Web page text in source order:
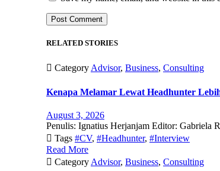
RELATED STORIES
 Category Advisor, Business, Consulting
Kenapa Melamar Lewat Headhunter
August 3, 2026
Penulis: Ignatius Herjanjam Editor: Gabriela
 Tags #CV, #Headhunter, #Interview
Read More
 Category Advisor, Business, Consulting